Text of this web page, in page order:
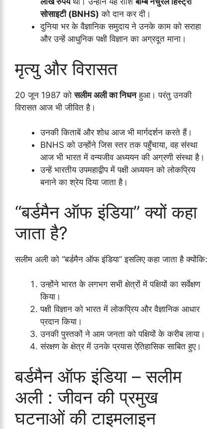
सोसाइटी (BNHS) को दान कर दी।
दुनिया भर के वैज्ञानिक समुदाय ने उनके काम को सराहा
और उन्हें आधुनिक पक्षी विज्ञान का अग्रदूत माना।
मृत्यु और विरासत
20 जून 1987 कोसलीम अली का निधनहुआ। परंतु उनकी
विरासत आज भी जीवित है।
उनकी किताबें और शोध आज भी मार्गदर्शन करते हैं।
BNHS को उन्होंने जिस स्तर तक पहुँचाया, वह संस्था
आज भी भारत में वन्यजीव अध्ययन की अग्रणी संस्था है।
उन्हें भारतीय उपमहाद्वीप में पक्षी अध्ययन को लोकप्रिय
बनाने का श्रेय दिया जाता है।
“बर्डमैन ऑफ इंडिया” क्यों कहा
जाता है?
सलीम अली को “बर्डमैन ऑफ इंडिया” इसलिए कहा जाता है क्योंकि:
उन्होंने भारत के लगभग सभी क्षेत्रों में पक्षियों का सर्वेक्षण
किया।
पक्षी विज्ञान को भारत में लोकप्रिय और वैज्ञानिक आधार
प्रदान किया।
उनकी पुस्तकों ने आम जनता को पक्षियों के करीब लाया।
संरक्षण के क्षेत्र में उनके प्रयास ऐतिहासिक साबित हुए।
बर्डमैन ऑफ इंडिया – सलीम
अली : जीवन की प्रमुख
घटनाओं की टाइमलाइन